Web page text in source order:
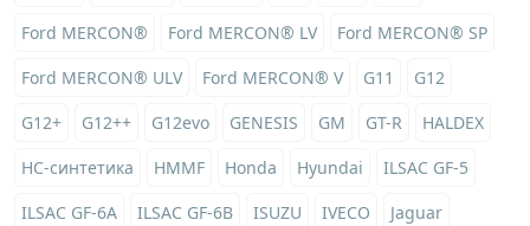
Ford MERCON®
Ford MERCON® LV
Ford MERCON® SP
Ford MERCON® ULV
Ford MERCON® V G11
G12
G12+
G12++ G12evo GENESIS GM GT-R
HALDEX
HC-синтетика
HMMF Honda Hyundai
ILSAC GF-5
ILSAC GF-6A
ILSAC GF-6B ISUZU IVECO
Jaguar